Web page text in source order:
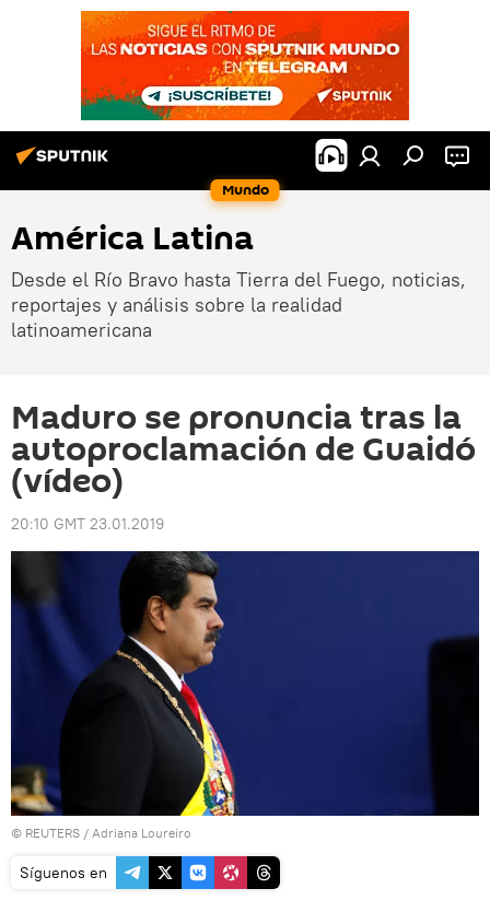
Mundo
América Latina
Desde el Río Bravo hasta Tierra del Fuego, noticias,
reportajes y análisis sobre la realidad
latinoamericana
Maduro se pronuncia tras la
autoproclamación de Guaidó
(vídeo)
20:10 GMT 23.01.2019
© REUTERS / Adriana Loureiro
Síguenos en